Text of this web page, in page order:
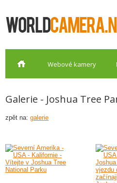
Webové kamery
Galerie - Joshua Tree
zpět na: galerie